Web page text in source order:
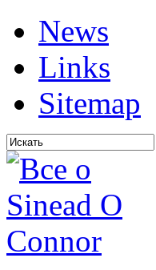
News
Links
Sitemap